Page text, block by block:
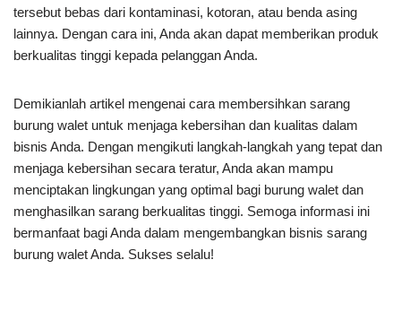
tersebut bebas dari kontaminasi, kotoran, atau benda asing
lainnya. Dengan cara ini, Anda akan dapat memberikan produk
berkualitas tinggi kepada pelanggan Anda.
Demikianlah artikel mengenai cara membersihkan sarang
burung walet untuk menjaga kebersihan dan kualitas dalam
bisnis Anda. Dengan mengikuti langkah-langkah yang tepat dan
menjaga kebersihan secara teratur, Anda akan mampu
menciptakan lingkungan yang optimal bagi burung walet dan
menghasilkan sarang berkualitas tinggi. Semoga informasi ini
bermanfaat bagi Anda dalam mengembangkan bisnis sarang
burung walet Anda. Sukses selalu!